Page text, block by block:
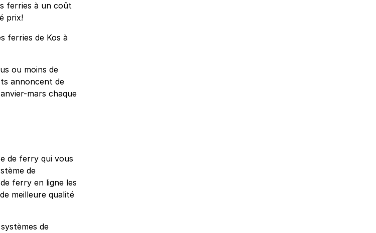
ferries à un coût
prix!
ferries de Kos à
ou moins de
annoncent de
mars chaque
de ferry qui vous
de
ferry en ligne les
meilleure qualité
de